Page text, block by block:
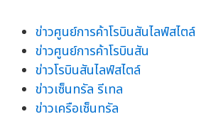
ข่าวศูนย์การค้าโรบินสันไลฟ์สไตล์
ข่าวศูนย์การค้าโรบินสัน
ข่าวโรบินสันไลฟ์สไตล์
ข่าวเซ็นทรัล รีเทล
ข่าวเครือเซ็นทรัล